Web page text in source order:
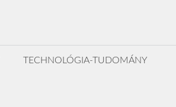
TECHNOLÓGIA-TUDOMÁNY